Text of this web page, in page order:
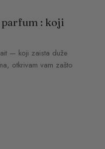
parfum : koji
— koji zaista duže
otkrivam vam zašto